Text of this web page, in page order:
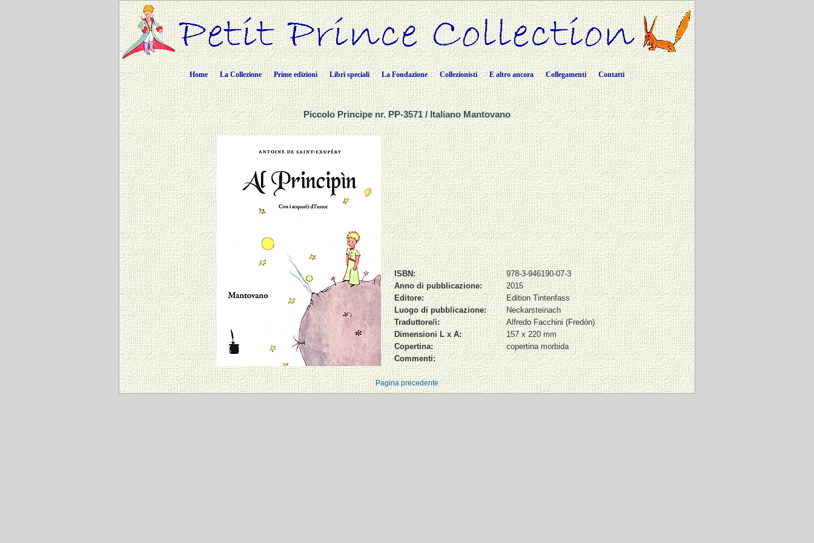
Home La Collezione Prime edizioni Libri speciali La Fondazione Collezionisti E altro ancora Collegamenti Contatti
Piccolo Principe nr. PP-3571 / Italiano Mantovano
ISBN:
978-3-946190-07-3
Anno di pubblicazione:
2015
Editore:
Edition Tintenfass
Luogo di pubblicazione:
Neckarsteinach
Traduttore/i:
Alfredo Facchini (Fredón)
Dimensioni L x A:
157 x 220 mm
Copertina:
copertina morbida
Commenti:
Pagina precedente